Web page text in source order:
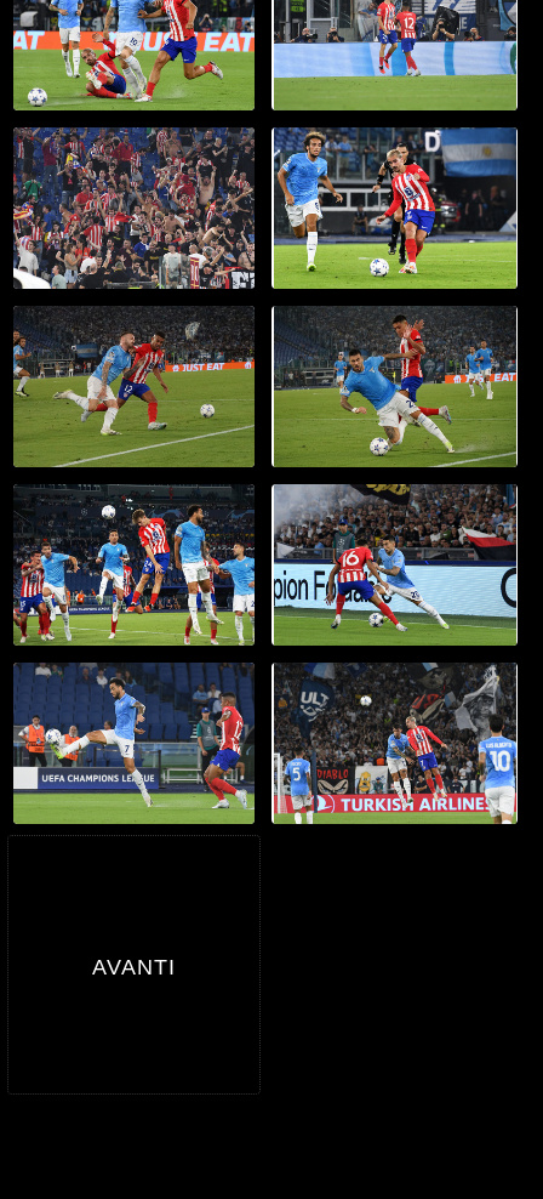
19.09.2023 Ch.League "Lazio
vs A.Madrid 1-1" G.Leanza ph
19.09.2023 Ch.League "Lazio
vs A.Madrid 1-1" G.Leanza ph
20031
19.09.2023 Ch.League "Lazio
vs A.Madrid 1-1" G.Leanza ph
19.09.2023 Ch.League "Lazio
vs A.Madrid 1-1" G.Leanza ph
20032
19.09.2023 Ch.League "Lazio
vs A.Madrid 1-1" G.Leanza ph
19.09.2023 Ch.League "Lazio
vs A.Madrid 1-1" esultanza di
Barrios dopo il gol - G.Leanza
ph
20033
19.09.2023 Ch.League "Lazio
vs A.Madrid 1-1" G.Leanza ph
19.09.2023 Ch.League "Lazio
vs A.Madrid 1-1" tifosi ospiti
esultano al gol del vantaggio
di Barrios - G.Leanza ph
20034
19.09.2023 Ch.League "Lazio
vs A.Madrid 1-1" G.Leanza ph
19.09.2023 Ch.League "Lazio
vs A.Madrid 1-1" G.Leanza ph
20035
19.09.2023 Ch.League "Lazio
vs A.Madrid 1-1" G.Leanza ph
19.09.2023 Ch.League "Lazio
vs A.Madrid 1-1" fallo su
Lazzari - G.Leanza ph
20036
19.09.2023 Ch.League "Lazio
vs A.Madrid 1-1" G.Leanza ph
19.09.2023 Ch.League "Lazio
vs A.Madrid 1-1" azione in area
spagnola - G.Leanza ph
20037
19.09.2023 Ch.League "Lazio
vs A.Madrid 1-1" G.Leanza ph
19.09.2023 Ch.League "Lazio
vs A.Madrid 1-1" G.Leanza ph
20038
19.09.2023 Ch.League "Lazio
vs A.Madrid 1-1" G.Leanza ph
19.09.2023 Ch.League "Lazio
vs A.Madrid 1-1" G.Leanza ph
20039
avanti